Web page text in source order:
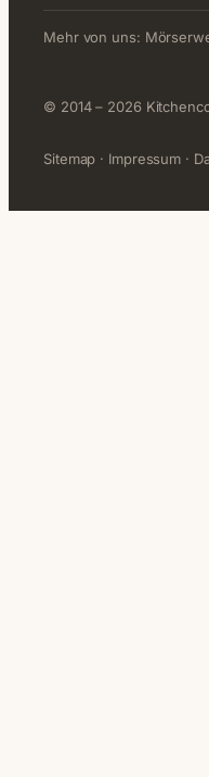
Mehr von uns:
© 2014 – 2026
Sitemap · Impressum ·